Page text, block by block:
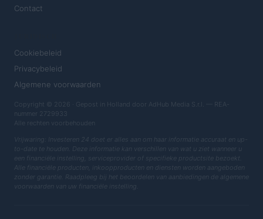
Contact
Cookiebeleid
Privacybeleid
Algemene voorwaarden
Copyright © 2026 · Gepost in Holland door AdHub Media S.r.l. — REA-
nummer 2729933
Alle rechten voorbehouden
Vrijwaring: Investeren 24 doet er alles aan om haar informatie accuraat en up-
to-date te houden. Deze informatie kan verschillen van wat u ziet wanneer u
een financiële instelling, serviceprovider of specifieke productsite bezoekt.
Alle financiële producten, inkoopproducten en diensten worden aangeboden
zonder garantie. Raadpleeg bij het beoordelen van aanbiedingen de algemene
voorwaarden van uw financiële instelling.